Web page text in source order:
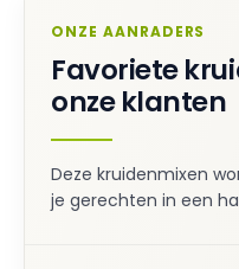
ONZE AANRADERS
Favoriete
onze klanten
Deze kruidenmixen
je gerechten in een